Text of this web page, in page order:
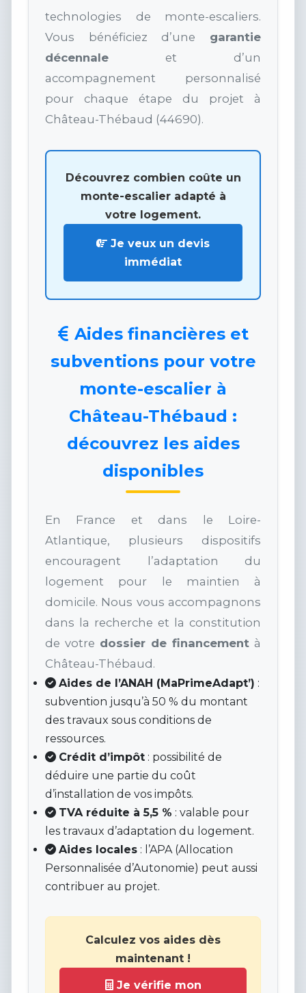
technologies de monte-escaliers.
Vous bénéficiez d’une garantie
décennale et d’un
accompagnement personnalisé
pour chaque étape du projet à
Château-Thébaud (44690).
Découvrez combien coûte un
monte-escalier adapté à
votre logement.
Je veux un devis
immédiat
Aides financières et
subventions pour votre
monte-escalier à
Château-Thébaud :
découvrez les aides
disponibles
En France et dans le Loire-
Atlantique, plusieurs dispositifs
encouragent l’adaptation du
logement pour le maintien à
domicile. Nous vous accompagnons
dans la recherche et la constitution
de votre dossier de financement à
Château-Thébaud.
Aides de l’ANAH (MaPrimeAdapt’) :
subvention jusqu’à 50 % du montant
des travaux sous conditions de
ressources.
Crédit d’impôt : possibilité de
déduire une partie du coût
d’installation de vos impôts.
TVA réduite à 5,5 % : valable pour
les travaux d’adaptation du logement.
Aides locales : l’APA (Allocation
Personnalisée d’Autonomie) peut aussi
contribuer au projet.
Calculez vos aides dès
maintenant !
Je vérifie mon